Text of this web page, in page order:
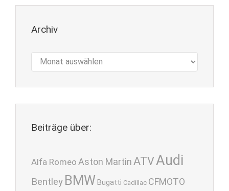
Archiv
Beiträge über:
Alfa Romeo Aston MartinATVAudi
Bentley BMW Bugatti Cadillac CFMOTO